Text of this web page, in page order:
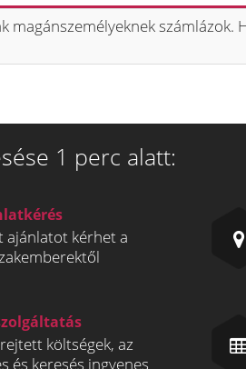
magánszemélyeknek számlázok.
1 perc alatt:
ajánlatot kérhet a
költségek, az
és keresés ingyenes